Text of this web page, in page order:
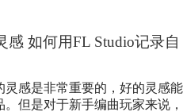
如何用FL Studio记录自
感是非常重要的，好的灵感能
但是对于新手编曲玩家来说，